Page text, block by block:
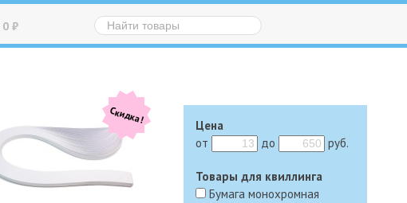
0 ₽
Цена
от
до руб.
Товары для квиллинга
Бумага монохромная
Скидка!